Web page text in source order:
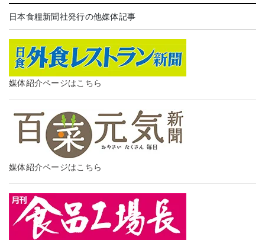
日本食糧新聞社発行の他媒体記事
媒体紹介ページはこちら
媒体紹介ページはこちら